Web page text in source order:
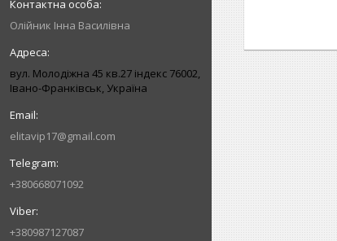
Олійник Інна Василівна
вул. Молодіжна 45 кв.27 індекс 76002,
Івано-Франківськ, Україна
elitavip17@gmail.com
+380668071092
+380987127087